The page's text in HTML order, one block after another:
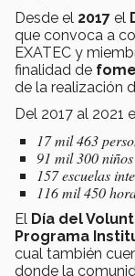
Desde el 2017 el
que convoca a
EXATEC y
finalidad de
de la realización
Del 2017 al 2021
17 mil 463
91 mil 300
157 escuelas
116 mil 450
El Día del
Programa
cual también
donde la